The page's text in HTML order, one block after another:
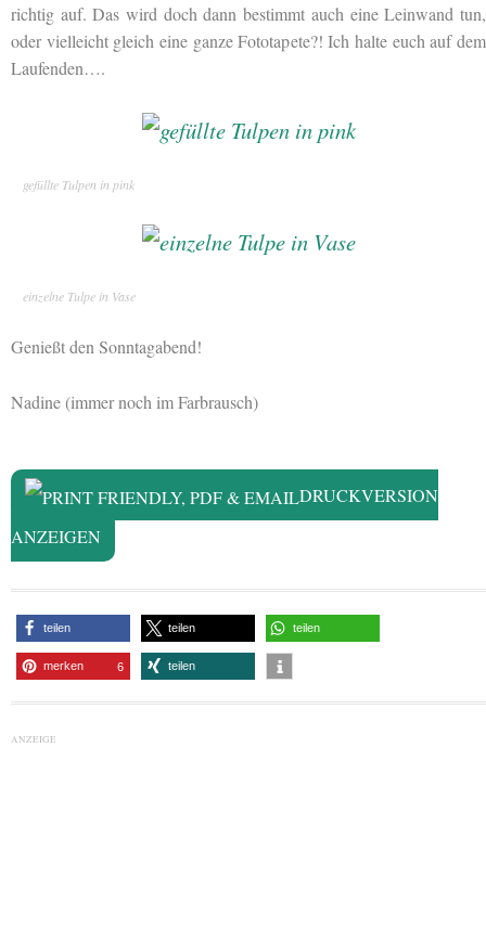
richtig auf. Das wird doch dann bestimmt auch eine Leinwand tun,
oder vielleicht gleich eine ganze Fototapete?! Ich halte euch auf dem
Laufenden….
gefüllte Tulpen in pink
einzelne Tulpe in Vase
Genießt den Sonntagabend!
Nadine (immer noch im Farbrausch)
DRUCKVERSION
ANZEIGEN
teilen teilen teilen
merken 6 teilen
ANZEIGE